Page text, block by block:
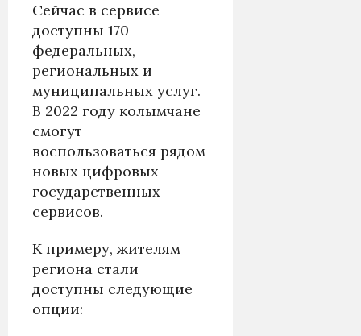
Сейчас в сервисе
доступны 170
федеральных,
региональных и
муниципальных услуг.
В 2022 году колымчане
смогут
воспользоваться рядом
новых цифровых
государственных
сервисов.
К примеру, жителям
региона стали
доступны следующие
опции: